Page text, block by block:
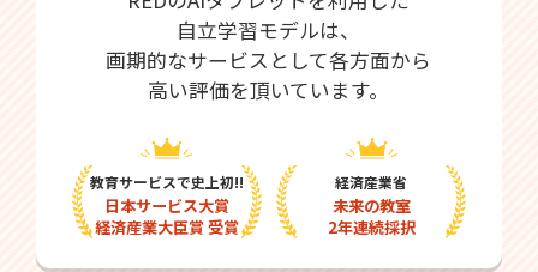
自立学習モデルは、
画期的なサービスとして各方面から
高い評価を頂いています。
教育サービスで史上初!!
日本サービス大賞
経済産業大臣賞 受賞
経済産業省
未来の教室
2年連続採択